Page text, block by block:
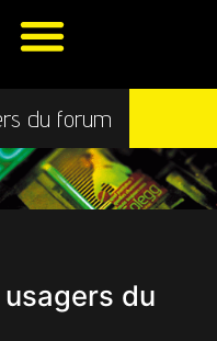
du forum
usagers du